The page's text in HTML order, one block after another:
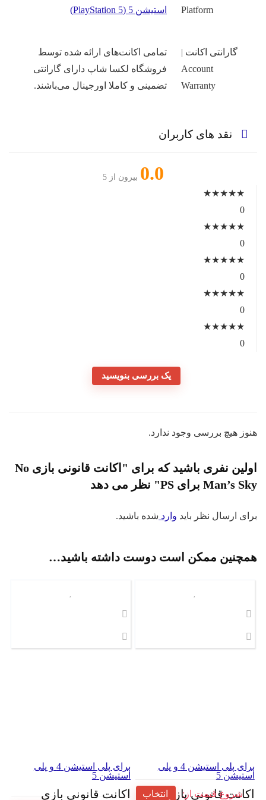
Platform استیشن 5 (PlayStation 5)
گارانتی اکانت |
Account
Warranty
تمامی اکانت‌های ارائه شده توسط
فروشگاه لکسا شاپ دارای گارانتی
تضمینی و کاملا اورجینال می‌باشند.
نقد های کاربران
0.0 بیرون از 5
★
★
★
★
★
0
★
★
★
★
★
0
★
★
★
★
★
0
★
★
★
★
★
0
★
★
★
★
★
0
یک بررسی بنویسید
هنوز هیچ بررسی وجود ندارد.
اولین نفری باشید که برای "اکانت قانونی بازی No
Man’s Sky برای PS" نظر می دهد
برای ارسال نظر باید وارد شده باشید.
همچنین ممکن است دوست داشته باشید…
برای پلی استیشن 4 و پلی
استیشن 5
اکانت قانونی بازی
شروع قیمت از:
انتخاب
برای پلی استیشن 4 و پلی
استیشن 5
اکانت قانونی بازی